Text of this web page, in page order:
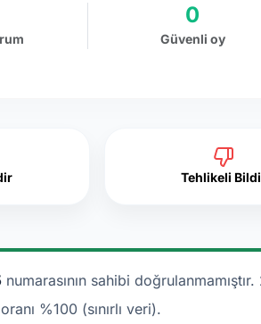
0
Güvenli oy
Tehlikeli
numarasının sahibi
%100 (sınırlı veri).